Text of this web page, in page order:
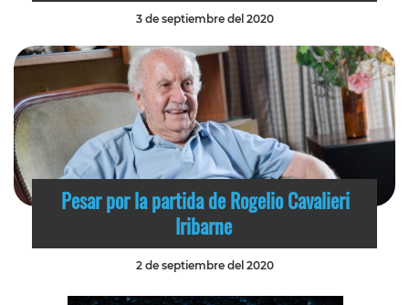
3 de septiembre del 2020
Pesar por la partida de Rogelio Cavalieri
Iribarne
2 de septiembre del 2020